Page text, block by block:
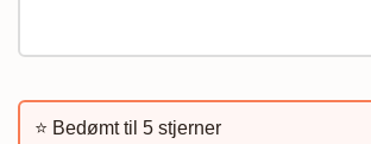
⭐️ Bedømt til 5 stjerner